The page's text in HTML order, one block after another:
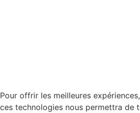
Pour offrir les meilleures
ces technologies nous permettra de